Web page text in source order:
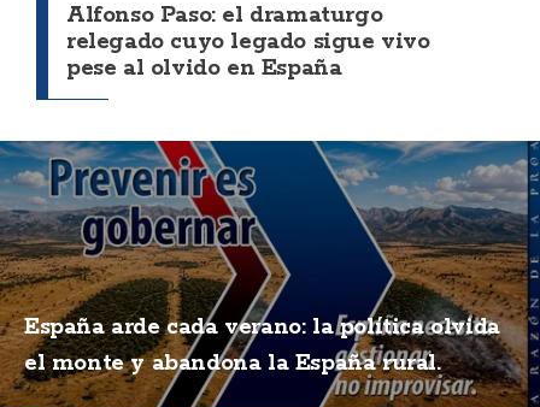
Alfonso Paso: el dramaturgo
relegado cuyo legado sigue vivo
pese al olvido en España
España arde cada verano: la política olvida
el monte y abandona la España rural.